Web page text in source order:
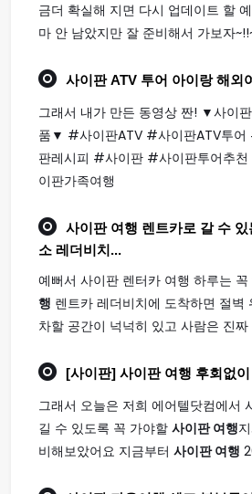
금더 확실해 지면 다시 업데이트 할
마 안 남았지만 잘 준비해서 가보자
사이판ATV 투어 아이랑 해외
그래서 내가 만든 동영상 짠! ▼사이
품▼ #사이판ATV #사이판ATV투
판레시피 #사이판 #사이판투어추
이판가족여행
사이판 여행 렌트카로 갈 수
소 레더비치...
예뻐서 사이판 렌터카 여행 하루는
행 렌트카 레더비치에 도착하면 절벽
차할 공간이 넉넉히 있고 사람은 진짜
[사이판] 사이판 여행 후회없
그래서 오늘은 저희 에어텔닷컴에서
길 수 있도록 꼭 가야할 사이판 여행
비해보았어요 지금부터 사이판 여행